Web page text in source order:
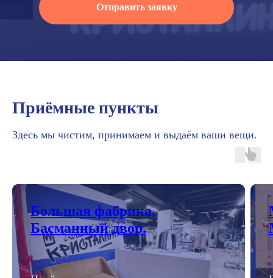
Отправить заявку
Приёмные пункты
Здесь мы чистим, принимаем и выдаём ваши вещи.
Большая фабрика,
Басманный двор.